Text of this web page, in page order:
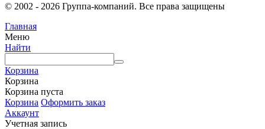
© 2002 - 2026 Группа-компаний. Все права защищены
Главная
Меню
Найти
Корзина
Корзина
Корзина пуста
Корзина Оформить заказ
Аккаунт
Учетная запись